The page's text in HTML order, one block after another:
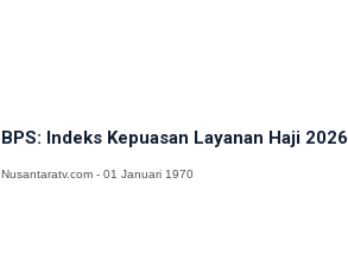
BPS: Indeks Kepuasan Layanan Haji
Nusantaratv.com - 01 Januari 1970